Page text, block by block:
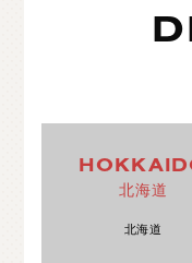
北海道
北海道